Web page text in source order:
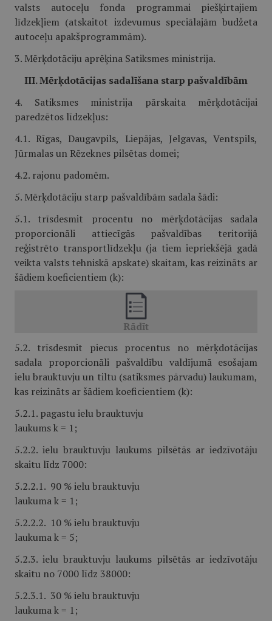
valsts autoceļu fonda programmai piešķirtajiem
līdzekļiem (atskaitot izdevumus speciālajām budžeta
autoceļu apakšprogrammām).
3. Mērķdotāciju aprēķina Satiksmes ministrija.
III. Mērķdotācijas sadalīšana starp pašvaldībām
4. Satiksmes ministrija pārskaita mērķdotācijai
paredzētos līdzekļus:
4.1. Rīgas, Daugavpils, Liepājas, Jelgavas, Vents­pils,
Jūrmalas un Rēzeknes pilsētas domei;
4.2. rajonu padomēm.
5. Mērķdotāciju starp pašvaldībām sadala šādi:
5.1. trīsdesmit procentu no mērķdotācijas sadala
proporcionāli attiecīgās pašvaldības teritorijā
reģistrēto transportlīdzekļu (ja tiem iepriekšējā gadā
veikta valsts tehniskā apskate) skaitam, kas reizināts ar
šādiem koeficientiem (k):
5.2. trīsdesmit piecus procentus no mērķdotācijas
sadala proporcionāli pašvaldību valdījumā esošajam
ielu brauktuvju un tiltu (satiksmes pārvadu) laukumam,
kas reizināts ar šādiem koeficientiem (k):
5.2.1. pagastu ielu brauktuvju
laukums k = 1;
5.2.2. ielu brauktuvju laukums pilsētās ar iedzīvotāju
skaitu līdz 7000:
5.2.2.1. 90 % ielu brauktuvju
laukuma k = 1;
5.2.2.2. 10 % ielu brauktuvju
laukuma k = 5;
5.2.3. ielu brauktuvju laukums pilsētās ar iedzīvotāju
skaitu no 7000 līdz 38000:
5.2.3.1. 30 % ielu brauktuvju
laukuma k = 1;